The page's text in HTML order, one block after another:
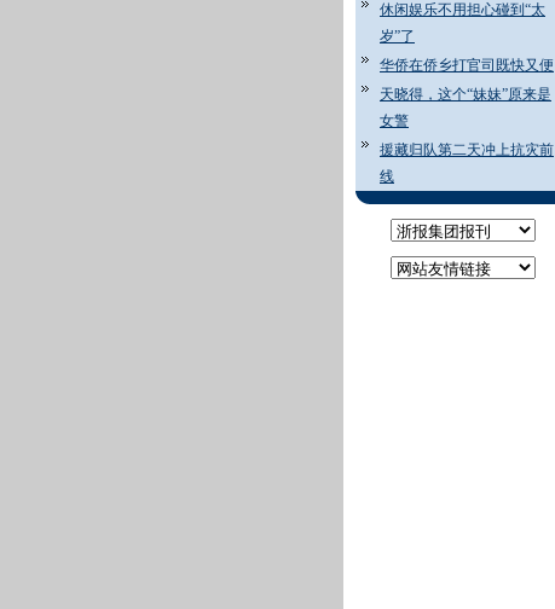
休闲娱乐不用担心碰到“太
岁”了
华侨在侨乡打官司既快又便
天晓得，这个“妹妹”原来是
女警
援藏归队第二天冲上抗灾前
线